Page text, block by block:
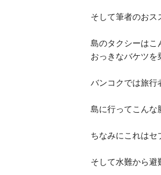
そして筆者のおス
島のタクシーはこ
おっきなバケツを
バンコクでは旅行
島に行ってこんな
ちなみにこれはセ
そして水難から避